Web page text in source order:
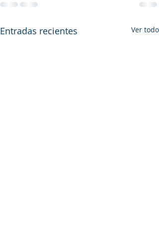
Entradas recientes Ver todo